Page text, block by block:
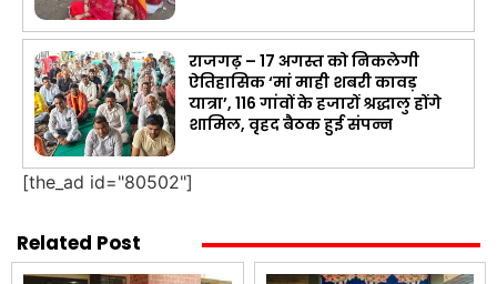
राजगढ़ – 17 अगस्त को निकलेगी
ऐतिहासिक ‘मां माही शबरी कावड़
यात्रा’, 116 गांवों के हजारों श्रद्धालु होंगे
शामिल, वृहद बैठक हुई संपन्न
[the_ad id="80502"]
Related Post